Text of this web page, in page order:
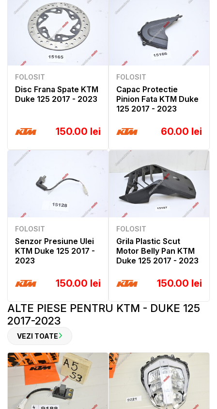
FOLOSIT
Disc Frana Spate KTM
Duke 125 2017 - 2023
150.00 lei
FOLOSIT
Capac Protectie
Pinion Fata KTM Duke
125 2017 - 2023
60.00 lei
FOLOSIT
Senzor Presiune Ulei
KTM Duke 125 2017 -
2023
150.00 lei
FOLOSIT
Grila Plastic Scut
Motor Belly Pan KTM
Duke 125 2017 - 2023
150.00 lei
ALTE PIESE PENTRU KTM - DUKE 125
2017-2023
VEZI TOATE